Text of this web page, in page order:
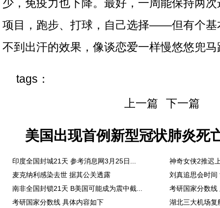
少，免疫力也下降。最好，一周能保持两
项目，跑步、打球，自己选择——但有个基
不到出汗的效果，像谈恋爱一样慢悠悠兜马
tags：
上一篇
下一篇
美国出现首例新型冠状肺炎死
印度全国封城21天 参考消息网3月25日...
神奇女侠2推迟
麦克纳利感染去世 据其公关透露
刘真追思会时间
南非全国封锁21天 B美国可能成为震中截...
考研国家分数线
考研国家分数线 具体内容如下
湖北三大机场